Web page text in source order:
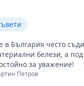
в България често
белези, а под
за уважение!
Петров